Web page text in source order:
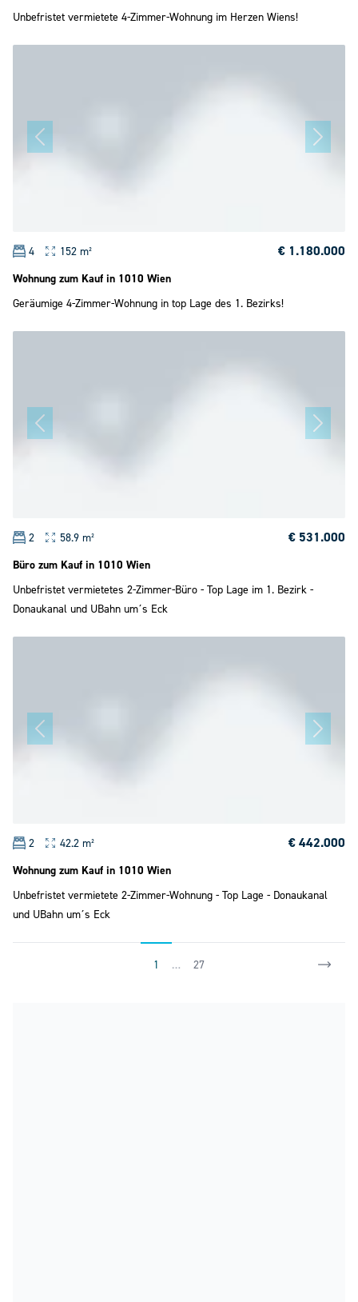
Unbefristet vermietete 4-Zimmer-Wohnung im Herzen Wiens!
4 152 m² € 1.180.000
Wohnung zum Kauf in 1010 Wien
Geräumige 4-Zimmer-Wohnung in top Lage des 1. Bezirks!
2 58.9 m² € 531.000
Büro zum Kauf in 1010 Wien
Unbefristet vermietetes 2-Zimmer-Büro - Top Lage im 1. Bezirk -
Donaukanal und UBahn um´s Eck
2 42.2 m² € 442.000
Wohnung zum Kauf in 1010 Wien
Unbefristet vermietete 2-Zimmer-Wohnung - Top Lage - Donaukanal
und UBahn um´s Eck
1 … 27